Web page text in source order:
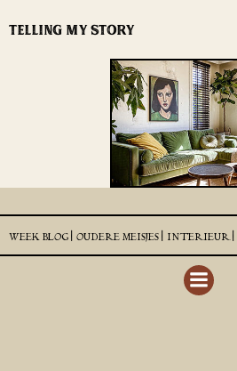
TELLING MY STORY
WEEK BLOG | OUDERE MEISJES | INTERIEUR |